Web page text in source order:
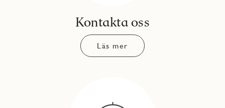
Kontakta oss
Läs mer